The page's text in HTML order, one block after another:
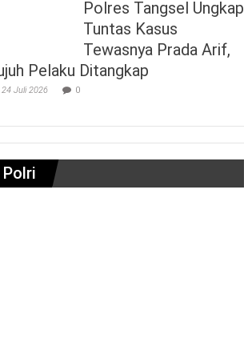
Polres Tangsel Ungkap
Tuntas Kasus
Tewasnya Prada Arif,
Pelaku Ditangkap
24 Juli 2026 0
Polri